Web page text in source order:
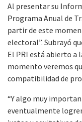
Al presentar su
Programa Anual de
partir de este
electoral”. Subrayó
El PRI está abierto a
momento veremos
compatibilidad de
“Y algo muy
eventualmente